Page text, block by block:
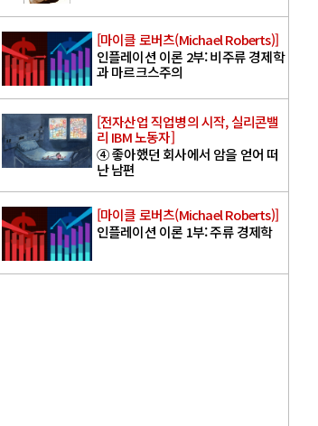
[마이클 로버츠(Michael Roberts)]
인플레이션 이론 2부: 비주류 경제학
과 마르크스주의
[전자산업 직업병의 시작, 실리콘밸
리 IBM 노동자]
④ 좋아했던 회사에서 암을 얻어 떠
난 남편
[마이클 로버츠(Michael Roberts)]
인플레이션 이론 1부: 주류 경제학